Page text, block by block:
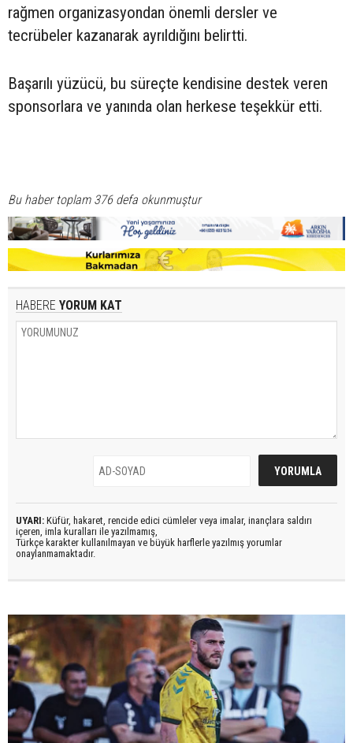
rağmen organizasyondan önemli dersler ve
tecrübeler kazanarak ayrıldığını belirtti.
Başarılı yüzücü, bu süreçte kendisine destek veren
sponsorlara ve yanında olan herkese teşekkür etti.
Bu haber toplam 376 defa okunmuştur
HABERE YORUM KAT
UYARI: Küfür, hakaret, rencide edici cümleler veya imalar, inançlara saldırı
içeren, imla kuralları ile yazılmamış,
Türkçe karakter kullanılmayan ve büyük harflerle yazılmış yorumlar
onaylanmamaktadır.